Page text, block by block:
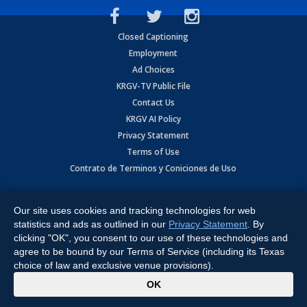
Closed Captioning
Employment
Ad Choices
KRGV-TV Public File
Contact Us
KRGV AI Policy
Privacy Statement
Terms of Use
Contrato de Terminos y Coniciones de Uso
Expressway, Weslaco, TX 78596.
All Rights Reserved. Powered by:Ruby Shore Software
Our site uses cookies and tracking technologies for web
statistics and ads as outlined in our Privacy Statement . By
clicking "OK", you consent to our use of these technologies and
agree to be bound by our Terms of Service (including its Texas
choice of law and exclusive venue provisions).
OK